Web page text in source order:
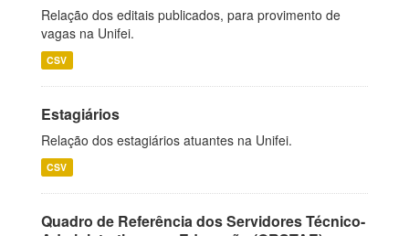
Relação dos editais publicados, para provimento de
vagas na Unifei.
CSV
Estagiários
Relação dos estagiários atuantes na Unifei.
CSV
Quadro de Referência dos Servidores Técnico-